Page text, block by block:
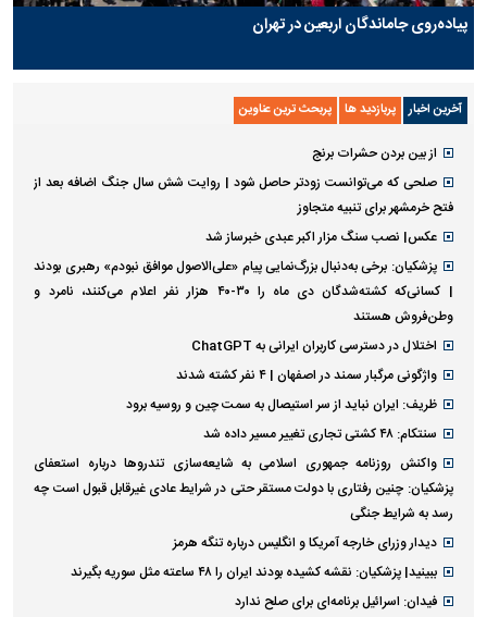
پیاده‌روی جاماندگان اربعین در تهران
آخرین اخبار پربازدید ها پربحث ترین عناوین
از بین بردن حشرات برنج
صلحی که می‌توانست زودتر حاصل شود | روایت شش سال جنگ اضافه بعد از
فتح خرمشهر برای تنبیه متجاوز
عکس| نصب سنگ مزار اکبر عبدی خبرساز شد
پزشکیان: برخی به‌دنبال بزرگ‌نمایی پیام «علی‌الاصول موافق نبودم» رهبری بودند
| کسانی‌که کشته‌شدگان دی ماه را ۳۰-۴۰ هزار نفر اعلام می‌کنند، نامرد و
وطن‌فروش هستند
اختلال در دسترسی کاربران ایرانی به ChatGPT
واژگونی مرگبار سمند در اصفهان | ۴ نفر کشته شدند
ظریف: ایران نباید از سر استیصال به سمت چین و روسیه برود
سنتکام: ۴۸ کشتی تجاری تغییر مسیر داده شد
واکنش روزنامه جمهوری اسلامی به شایعه‌سازی تندروها درباره استعفای
پزشکیان: چنین رفتاری با دولت مستقر حتی در شرایط عادی غیرقابل قبول است چه
رسد به شرایط جنگی
دیدار وزرای خارجه آمریکا و انگلیس درباره تنگه هرمز
ببینید| پزشکیان: نقشه کشیده بودند ایران را ۴۸ ساعته مثل سوریه بگیرند
فیدان: اسرائیل برنامه‌ای برای صلح ندارد